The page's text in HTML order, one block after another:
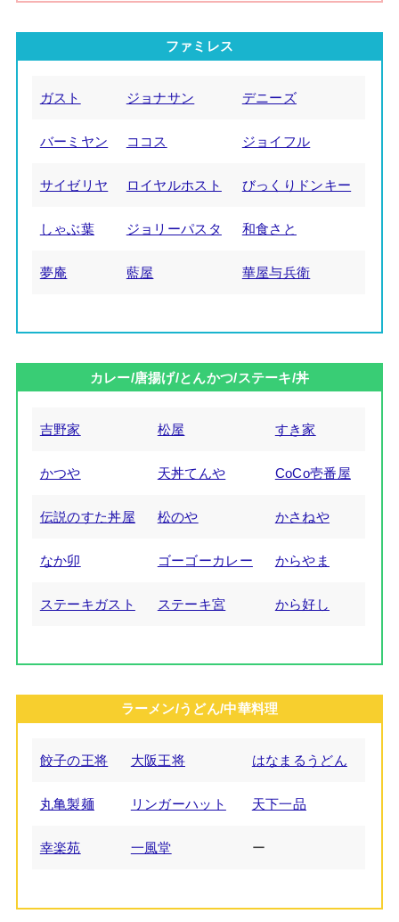
ファミレス
ガスト ジョナサン デニーズ
バーミヤン ココス ジョイフル
サイゼリヤ ロイヤルホスト びっくりドンキー
しゃぶ葉 ジョリーパスタ 和食さと
夢庵 藍屋 華屋与兵衛
カレー/唐揚げ/とんかつ/ステーキ/丼
吉野家 松屋 すき家
かつや 天丼てんや CoCo壱番屋
伝説のすた丼屋 松のや かさねや
なか卯 ゴーゴーカレー からやま
ステーキガスト ステーキ宮 から好し
ラーメン/うどん/中華料理
餃子の王将 大阪王将 はなまるうどん
丸亀製麺 リンガーハット 天下一品
幸楽苑 一風堂 ー